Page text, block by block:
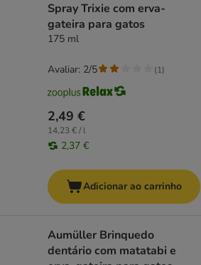
Spray Trixie com erva-
gateira para gatos
175 ml
2,49 €
14,23 € / l
2,37 €
Avaliar: 2/5 (1)
Adicionar ao carrinho
Aumüller Brinquedo
dentário com matatabi e